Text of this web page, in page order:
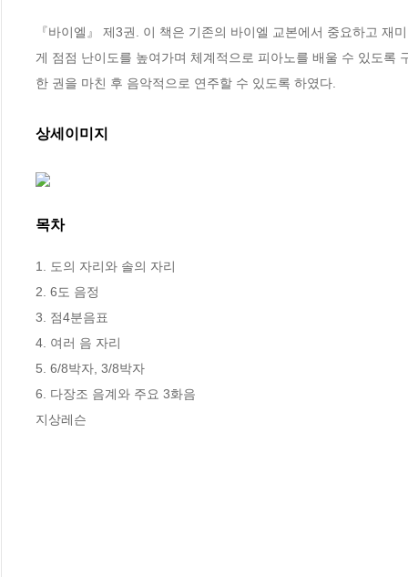
『바이엘』 제3권. 이 책은 기존의 바이엘 교본에서 중요하고
게 점점 난이도를 높여가며 체계적으로 피아노를 배울 수 있도록
한 권을 마친 후 음악적으로 연주할 수 있도록 하였다.
상세이미지
목차
1. 도의 자리와 솔의 자리
2. 6도 음정
3. 점4분음표
4. 여러 음 자리
5. 6/8박자, 3/8박자
6. 다장조 음계와 주요 3화음
지상레슨